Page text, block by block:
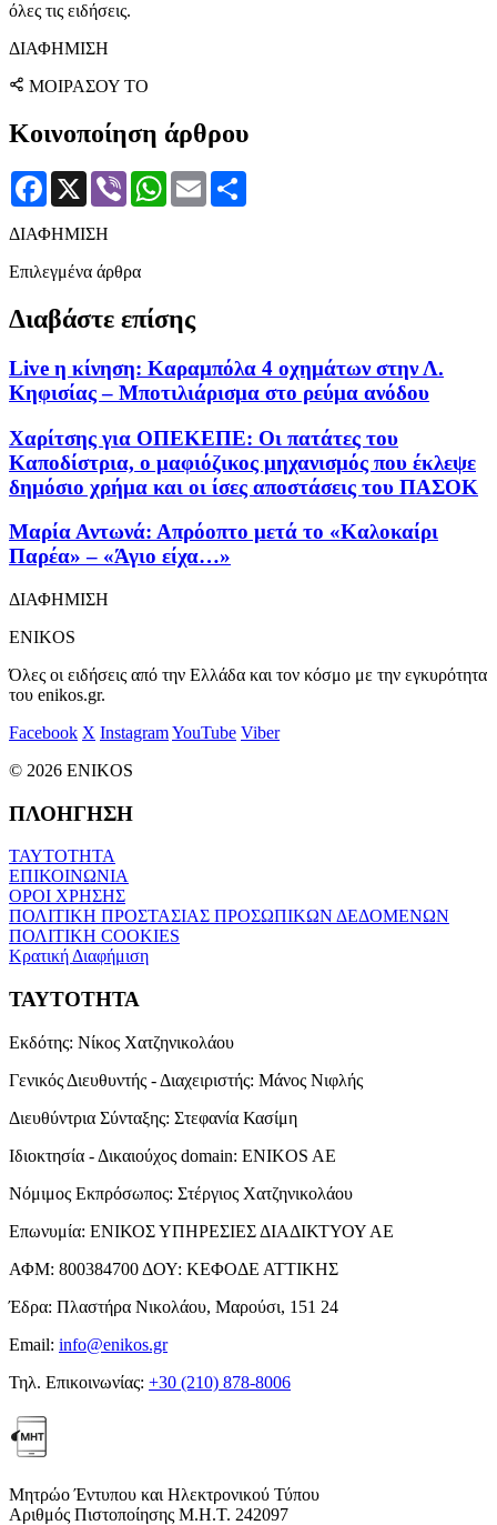
όλες τις ειδήσεις.
ΔΙΑΦΗΜΙΣΗ
ΜΟΙΡΑΣΟΥ ΤΟ
Κοινοποίηση άρθρου
Facebook
X Viber WhatsApp
Email
ΔΙΑΦΗΜΙΣΗ
Επιλεγμένα άρθρα
Διαβάστε επίσης
Live η κίνηση: Καραμπόλα 4 οχημάτων στην Λ.
Κηφισίας – Μποτιλιάρισμα στο ρεύμα ανόδου
Χαρίτσης για ΟΠΕΚΕΠΕ: Οι πατάτες του
Καποδίστρια, ο μαφιόζικος μηχανισμός που έκλεψε
δημόσιο χρήμα και οι ίσες αποστάσεις του ΠΑΣΟΚ
Μαρία Αντωνά: Απρόοπτο μετά το «Καλοκαίρι
Παρέα» – «Άγιο είχα…»
ΔΙΑΦΗΜΙΣΗ
ENIKOS
Όλες οι ειδήσεις από την Ελλάδα και τον κόσμο με την εγκυρότητα
του enikos.gr.
Facebook X InstagramYouTube Viber
© 2026 ENIKOS
ΠΛΟΗΓΗΣΗ
ΤΑΥΤΟΤΗΤΑ
ΕΠΙΚΟΙΝΩΝΙΑ
ΟΡΟΙ ΧΡΗΣΗΣ
ΠΟΛΙΤΙΚΗ ΠΡΟΣΤΑΣΙΑΣ ΠΡΟΣΩΠΙΚΩΝ ΔΕΔΟΜΕΝΩΝ
ΠΟΛΙΤΙΚΗ COOKIES
Κρατική Διαφήμιση
ΤΑΥΤΟΤΗΤΑ
Εκδότης: Νίκος Χατζηνικολάου
Γενικός Διευθυντής - Διαχειριστής: Μάνος Νιφλής
Διευθύντρια Σύνταξης: Στεφανία Κασίμη
Ιδιοκτησία - Δικαιούχος domain: ENIKOS AE
Νόμιμος Εκπρόσωπος: Στέργιος Χατζηνικολάου
Επωνυμία: ΕΝΙΚΟΣ ΥΠΗΡΕΣΙΕΣ ΔΙΑΔΙΚΤΥΟΥ ΑΕ
ΑΦΜ: 800384700 ΔΟΥ: ΚΕΦΟΔΕ ΑΤΤΙΚΗΣ
Έδρα: Πλαστήρα Νικολάου, Μαρούσι, 151 24
Email: info@enikos.gr
Τηλ. Επικοινωνίας: +30 (210) 878-8006
Μητρώο Έντυπου και Ηλεκτρονικού Τύπου
Αριθμός Πιστοποίησης Μ.Η.Τ. 242097